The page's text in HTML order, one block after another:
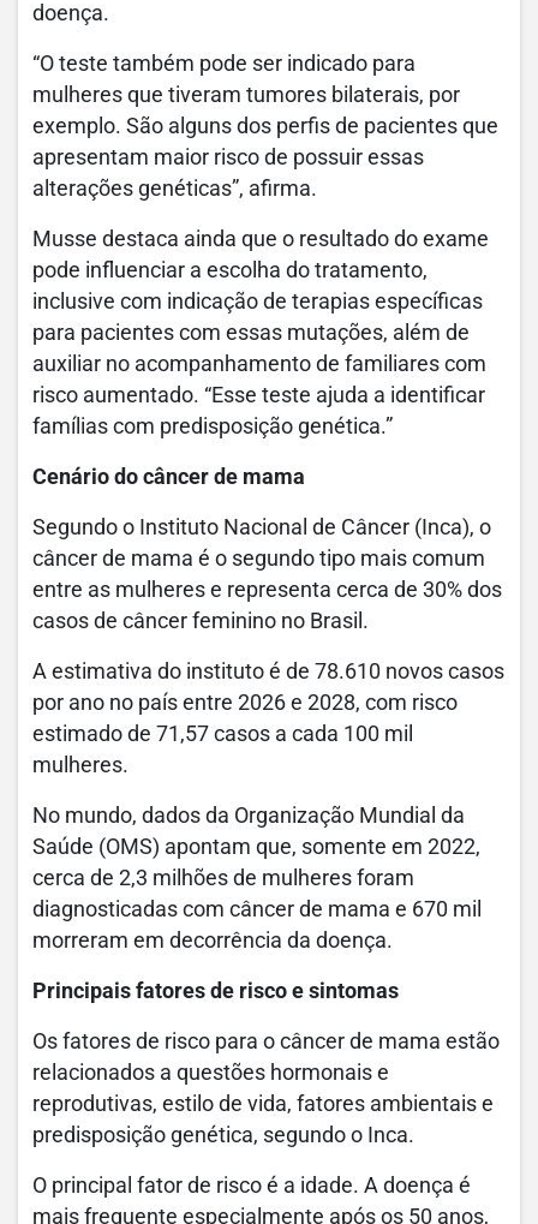
doença.
“O teste também pode ser indicado para
mulheres que tiveram tumores bilaterais, por
exemplo. São alguns dos perfis de pacientes que
apresentam maior risco de possuir essas
alterações genéticas”, afirma.
Musse destaca ainda que o resultado do exame
pode influenciar a escolha do tratamento,
inclusive com indicação de terapias específicas
para pacientes com essas mutações, além de
auxiliar no acompanhamento de familiares com
risco aumentado. “Esse teste ajuda a identificar
famílias com predisposição genética.”
Cenário do câncer de mama
Segundo o Instituto Nacional de Câncer (Inca), o
câncer de mama é o segundo tipo mais comum
entre as mulheres e representa cerca de 30% dos
casos de câncer feminino no Brasil.
A estimativa do instituto é de 78.610 novos casos
por ano no país entre 2026 e 2028, com risco
estimado de 71,57 casos a cada 100 mil
mulheres.
No mundo, dados da Organização Mundial da
Saúde (OMS) apontam que, somente em 2022,
cerca de 2,3 milhões de mulheres foram
diagnosticadas com câncer de mama e 670 mil
morreram em decorrência da doença.
Principais fatores de risco e sintomas
Os fatores de risco para o câncer de mama estão
relacionados a questões hormonais e
reprodutivas, estilo de vida, fatores ambientais e
predisposição genética, segundo o Inca.
O principal fator de risco é a idade. A doença é
mais frequente especialmente após os 50 anos,